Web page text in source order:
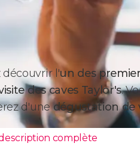
découvrir l'un des
des caves Taylor's.
d'unedégustation de
complète